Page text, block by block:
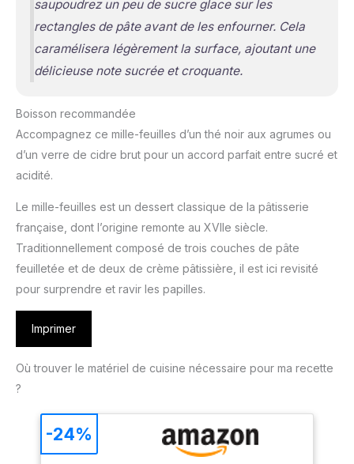
saupoudrez un peu de sucre glace sur les
rectangles de pâte avant de les enfourner. Cela
caramélisera légèrement la surface, ajoutant une
délicieuse note sucrée et croquante.
Boisson recommandée
Accompagnez ce mille-feuilles d’un thé noir aux agrumes ou
d’un verre de cidre brut pour un accord parfait entre sucré et
acidité.
Le mille-feuilles est un dessert classique de la pâtisserie
française, dont l’origine remonte au XVIIe siècle.
Traditionnellement composé de trois couches de pâte
feuilletée et de deux de crème pâtissière, il est ici revisité
pour surprendre et ravir les papilles.
Imprimer
Où trouver le matériel de cuisine nécessaire pour ma recette
?
-24%